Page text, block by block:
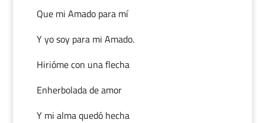
Que mi Amado para mí
Y yo soy para mi Amado.
Hirióme con una flecha
Enherbolada de amor
Y mi alma quedó hecha